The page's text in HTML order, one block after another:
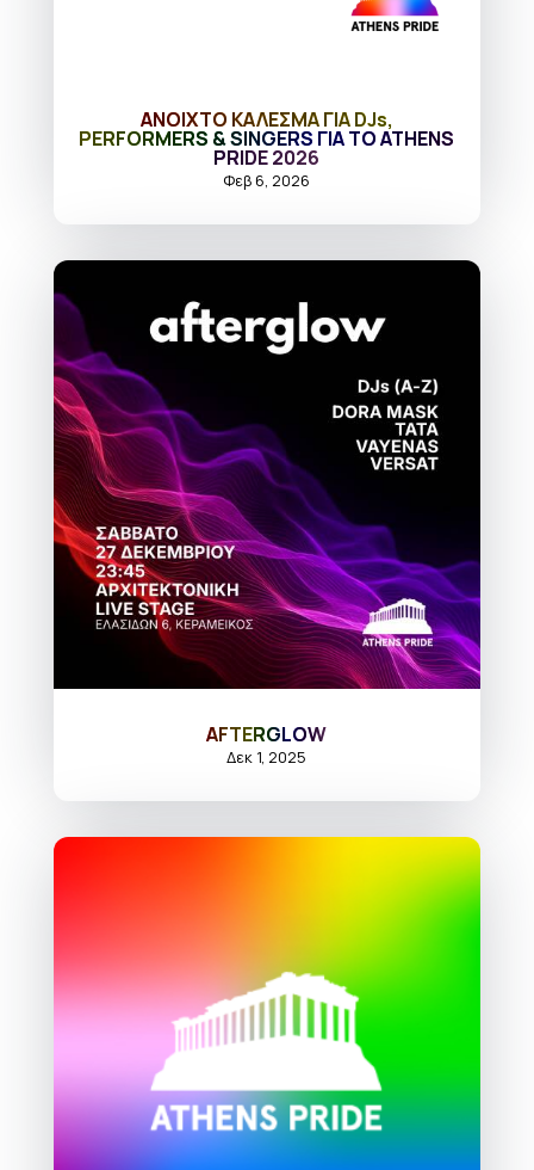
ΑΝΟΙΧΤΟ ΚΑΛΕΣΜΑ ΓΙΑ DJs,
PERFORMERS & SINGERS ΓΙΑ ΤΟ ATHENS
PRIDE 2026
Φεβ 6, 2026
AFTERGLOW
Δεκ 1, 2025